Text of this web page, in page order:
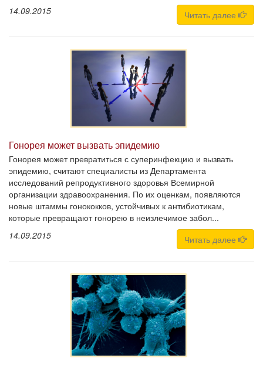
14.09.2015
Читать далее
Гонорея может вызвать эпидемию
Гонорея может превратиться с суперинфекцию и вызвать
эпидемию, считают специалисты из Департамента
исследований репродуктивного здоровья Всемирной
организации здравоохранения. По их оценкам, появляются
новые штаммы гонококков, устойчивых к антибиотикам,
которые превращают гонорею в неизлечимое забол...
14.09.2015
Читать далее